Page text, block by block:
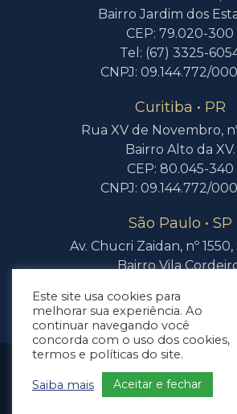
Bairro Jardim dos
CEP: 79.020-300
Tel: (67) 3325-
CNPJ: 09.144.772/
Curitiba • PR
Rua XV de Novembro,
Bairro Alto da XV.
CEP: 80.045-340
CNPJ: 09.144.772/
São Paulo • SP
Av. Chucri Zaidan, nº 1550,
Bairro Vila
Lima & Pegolo Advogados
09.144.772/0001-71
Este site usa cookies para
melhorar sua experiência. Ao
continuar navegando você
concorda com o uso dos cookies,
termos e políticas do site.
Saiba mais Aceitar e fechar